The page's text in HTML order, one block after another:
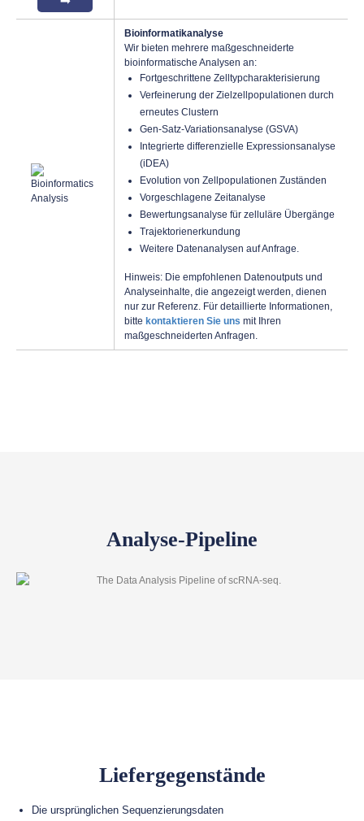
Bioinformatikanalyse
Wir bieten mehrere maßgeschneiderte
bioinformatische Analysen an:
Fortgeschrittene Zelltypcharakterisierung
Verfeinerung der Zielzellpopulationen durch
erneutes Clustern
Gen-Satz-Variationsanalyse (GSVA)
Integrierte differenzielle Expressionsanalyse
(iDEA)
Evolution von Zellpopulationen Zuständen
Vorgeschlagene Zeitanalyse
Bewertungsanalyse für zelluläre Übergänge
Trajektorienerkundung
Weitere Datenanalysen auf Anfrage.
Hinweis: Die empfohlenen Datenoutputs und
Analyseinhalte, die angezeigt werden, dienen
nur zur Referenz. Für detaillierte Informationen,
bitte kontaktieren Sie uns mit Ihren
maßgeschneiderten Anfragen.
Analyse-Pipeline
Liefergegenstände
Die ursprünglichen Sequenzierungsdaten